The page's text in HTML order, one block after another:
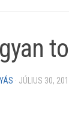
· JÚLIUS 30,